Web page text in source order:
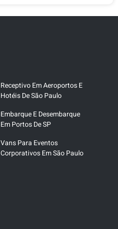
Receptivo Em Aeroportos E
Hotéis De São Paulo
Embarque E Desembarque
Em Portos De SP
Vans Para Eventos
Corporativos Em São Paulo